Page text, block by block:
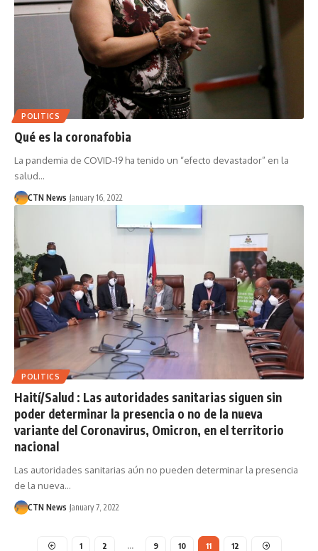
POLITICS
Qué es la coronafobia
La pandemia de COVID-19 ha tenido un “efecto devastador” en la
salud…
CTN News January 16, 2022
POLITICS
Haití/Salud : Las autoridades sanitarias siguen sin
poder determinar la presencia o no de la nueva
variante del Coronavirus, Omicron, en el territorio
nacional
Las autoridades sanitarias aún no pueden determinar la presencia
de la nueva…
CTN News January 7, 2022
1 2 … 9 10 11 12